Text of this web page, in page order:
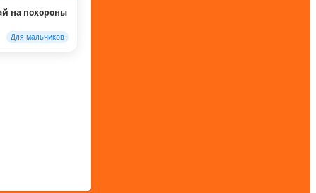
на похороны
Для мальчиков